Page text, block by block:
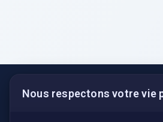
Nous respectons votre vie
LIENS UTILES